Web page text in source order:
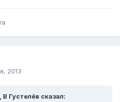
2013
Густелёв сказал: